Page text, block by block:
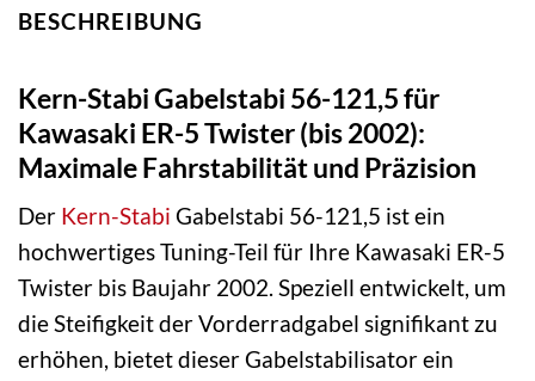
BESCHREIBUNG
Kern-Stabi Gabelstabi 56-121,5 für
Kawasaki ER-5 Twister (bis 2002):
Maximale Fahrstabilität und Präzision
Der Kern-Stabi Gabelstabi 56-121,5 ist ein
hochwertiges Tuning-Teil für Ihre Kawasaki ER-5
Twister bis Baujahr 2002. Speziell entwickelt, um
die Steifigkeit der Vorderradgabel signifikant zu
erhöhen, bietet dieser Gabelstabilisator ein